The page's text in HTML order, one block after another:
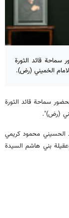
قائد الثورة
الخميني (رض).
سماحة قائد الثورة
(رض)".
الحسيني محمود كريمي
بني هاشم السيدة